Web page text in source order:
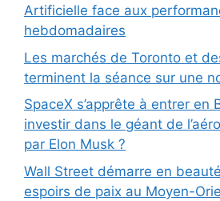
Artificielle face aux
hebdomadaires
Les marchés de Toronto et
terminent la séance sur une
SpaceX s’apprête à entrer en
investir dans le géant de
par Elon Musk ?
Wall Street démarre en
espoirs de paix au Moyen-